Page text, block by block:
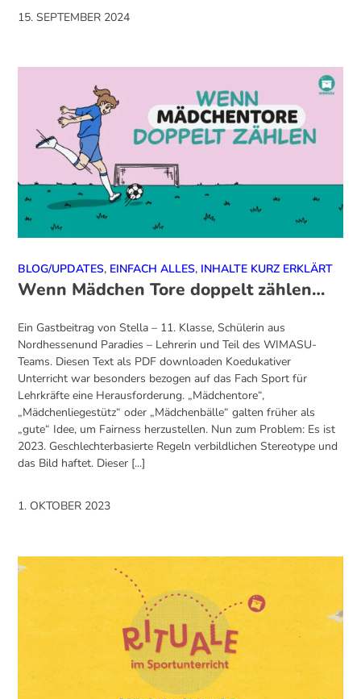
15. SEPTEMBER 2024
BLOG/UPDATES, EINFACH ALLES, INHALTE KURZ ERKLÄRT
Wenn Mädchen Tore doppelt zählen…
Ein Gastbeitrag von Stella – 11. Klasse, Schülerin aus
Nordhessenund Paradies – Lehrerin und Teil des WIMASU-
Teams. Diesen Text als PDF downloaden Koedukativer
Unterricht war besonders bezogen auf das Fach Sport für
Lehrkräfte eine Herausforderung. „Mädchentore“,
„Mädchenliegestütz“ oder „Mädchenbälle“ galten früher als
„gute“ Idee, um Fairness herzustellen. Nun zum Problem: Es ist
2023. Geschlechterbasierte Regeln verbildlichen Stereotype und
das Bild haftet. Dieser [...]
1. OKTOBER 2023